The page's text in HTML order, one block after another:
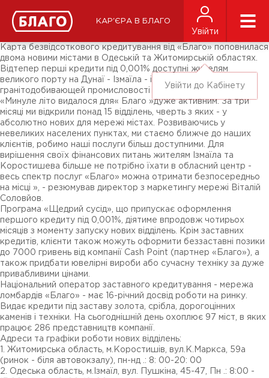
КАР'ЄРА В БЛАГО
Увійти
Увійти до Кабінету
ЗМІ про нас
Підписники соц-мереж
Ярмарки
Карта безвідсоткового кредитування від «Благо» поповнилася
двома новими містами в Одеській та Житомирській областях.
Відтепер перші кредити під 0,001% доступні жителям
великого порту на Дунаї - Ізмаїла - і центру
гранітодобивающей промисловості - Коростишева.
«Минуле літо видалося для« Благо »дуже активним. За три
місяці ми відкрили понад 15 відділень, чверть з яких - у
абсолютно нових для мережі містах. Розвиваючись у
невеликих населених пунктах, ми стаємо ближче до наших
клієнтів, робимо наші послуги більш доступними. Для
вирішення своїх фінансових питань жителям Ізмаїла та
Коростишева більше не потрібно їхати в обласний центр -
весь спектр послуг «Благо» можна отримати безпосередньо
на місці », - резюмував директор з маркетингу мережі Віталій
Соловйов.
Програма «Щедрий сусід», що припускає оформлення
першого кредиту під 0,001%, діятиме впродовж чотирьох
місяців з моменту запуску нових відділень. Крім заставних
кредитів, клієнти також можуть оформити беззаставні позики
до 7000 гривень від компанії Cash Point (партнер «Благо»), а
також придбати ювелірні вироби або сучасну техніку за дуже
привабливими цінами.
Національний оператор заставного кредитування - мережа
ломбардів «Благо» - має 16-річний досвід роботи на ринку.
Видає кредити під заставу золота, срібла, дорогоцінних
каменів і техніки. На сьогоднішній день охоплює 97 міст, в яких
працює 286 представництв компанії.
Адреси та графіки роботи нових відділень:
1. Житомирська область, м.Коростишів, вул.К.Маркса, 59а
(ринок - біля автовокзалу), пн-нд .: 8: 00-20: 00
2. Одеська область, м.Ізмаїл, вул. Пушкіна, 45-47, Пн .: 8:00 -